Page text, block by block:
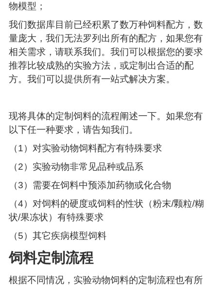
物模型；
我们数据库目前已经积累了数万种饲料配方，数
量庞大，我们无法罗列出所有的配方，如果您有
相关需求，请联系我们。我们可以根据您的要求
推荐比较成熟的实验方法，或定制出合适的配
方。我们可以提供所有一站式解决方案。
现将具体的定制饲料的流程阐述一下。如果您有
以下任一种要求，请告知我们。
（1）对实验动物饲料配方有特殊要求
（2）实验动物非常见品种或品系
（3）需要在饲料中预添加药物或化合物
（4）对饲料的硬度或饲料的性状（粉末/颗粒/糊
状/果冻状）有特殊要求
（5）其它疾病模型饲料
饲料定制流程
根据不同情况，实验动物饲料的定制流程也有所